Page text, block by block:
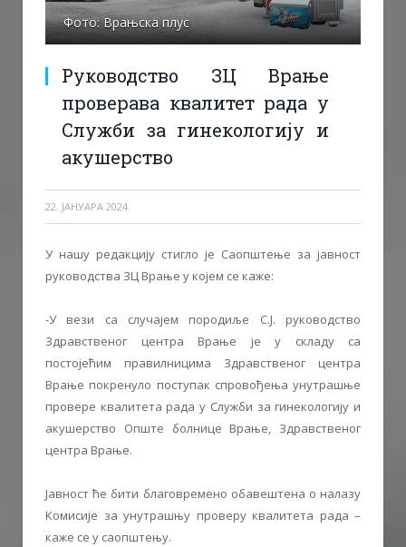
Фото: Врањска плус
Руководство ЗЦ Врање
проверава квалитет рада у
Служби за гинекологију и
акушерство
22. ЈАНУАРА 2024.
У нашу редакцију стигло је Саопштење за јавност
руководства ЗЦ Врање у којем се каже:
-У вези са случајем породиље С.Ј. руководство
Здравственог центра Врање је у складу са
постојећим правилницима Здравственог центра
Врање покренуло поступак спровођења унутрашње
провере квалитета рада у Служби за гинекологију и
акушерство Опште болнице Врање, Здравственог
центра Врање.
Јавност ће бити благовремено обавештена о налазу
Комисије за унутрашњу проверу квалитета рада –
каже се у саопштењу.